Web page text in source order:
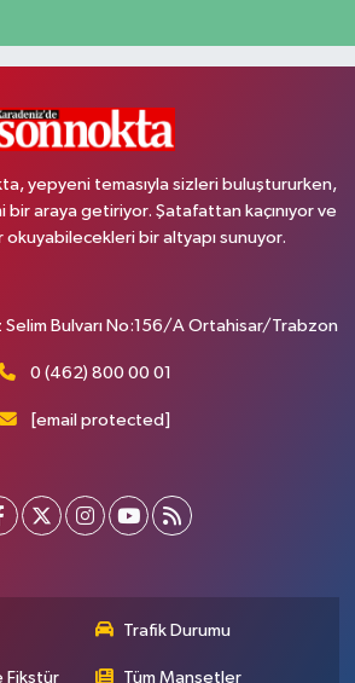
yepyeni temasıyla sizleri buluştururken,
bir araya getiriyor. Şatafattan kaçınıyor ve
okuyabilecekleri bir altyapı sunuyor.
Selim Bulvarı No:156/A Ortahisar/Trabzon
0 (462) 800 00 01
[email protected]
Trafik Durumu
Fikstür Tüm Manşetler